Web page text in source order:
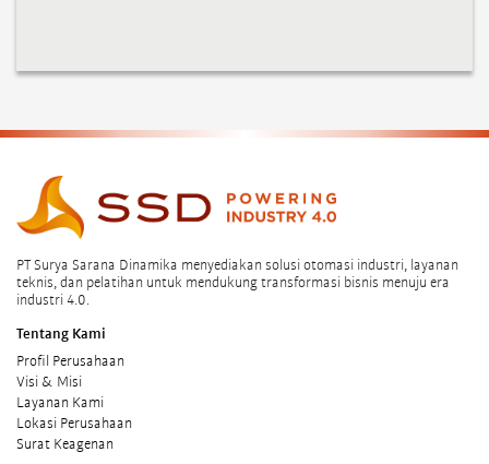
PT Surya Sarana Dinamika menyediakan solusi otomasi industri, layanan
teknis, dan pelatihan untuk mendukung transformasi bisnis menuju era
industri 4.0.
Tentang Kami
Profil Perusahaan
Visi & Misi
Layanan Kami
Lokasi Perusahaan
Surat Keagenan